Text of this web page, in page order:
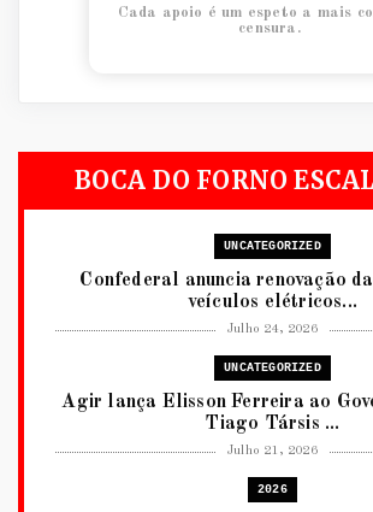
Cada apoio é um espeto a mais
censura.
BOCA DO FORNO
UNCATEGORIZED
Confederal anuncia renovação
veículos elétricos...
Julho 24, 2026
UNCATEGORIZED
Agir lança Elisson Ferreira ao
Tiago Társis ...
Julho 21, 2026
2026